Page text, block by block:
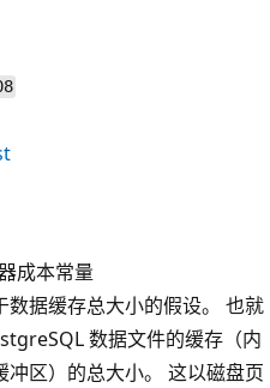
成本常量
数据缓存总大小的假设。 也就
数据文件的缓存（内
冲区）的总大小。 这以磁盘页